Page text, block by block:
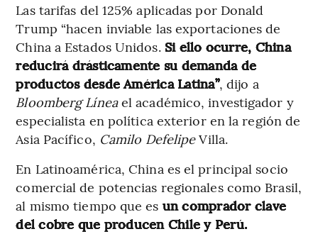
Las tarifas del 125% aplicadas por Donald
Trump “hacen inviable las exportaciones de
China a Estados Unidos. Si ello ocurre, China
reducirá drásticamente su demanda de
productos desde América Latina”, dijo a
Bloomberg Líneael académico, investigador y
especialista en política exterior en la región de
Asia Pacífico, Camilo DefelipeVilla.
En Latinoamérica, China es el principal socio
comercial de potencias regionales como Brasil,
al mismo tiempo que es un comprador clave
del cobre que producen Chile y Perú.